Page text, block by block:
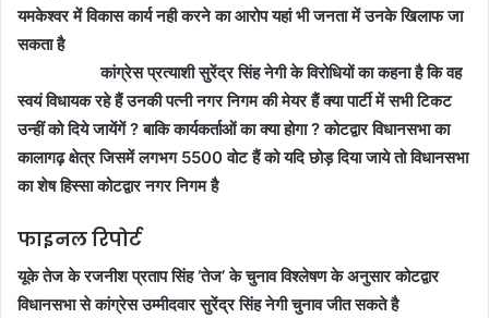
यमकेश्वर में विकास कार्य नही करने का आरोप यहां भी जनता में उनके खिलाफ जा
सकता है
कांग्रेस प्रत्याशी सुरेंद्र सिंह नेगी के विरोधियों का कहना है कि वह
स्वयं विधायक रहे हैं उनकी पत्नी नगर निगम की मेयर हैं क्या पार्टी में सभी टिकट
उन्हीं को दिये जायेंगें ? बाकि कार्यकर्ताओं का क्या होगा ? कोटद्वार विधानसभा का
कालागढ़ क्षेत्र जिसमें लगभग 5500 वोट हैं को यदि छोड़ दिया जाये तो विधानसभा
का शेष हिस्सा कोटद्वार नगर निगम है
फाइनल रिपोर्ट
यूके तेज के रजनीश प्रताप सिंह ‘तेज’ के चुनाव विश्लेषण के अनुसार कोटद्वार
विधानसभा से कांग्रेस उम्मीदवार सुरेंद्र सिंह नेगी चुनाव जीत सकते है